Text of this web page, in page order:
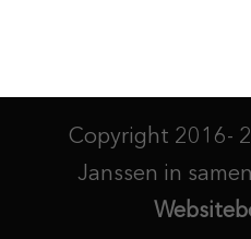
Copyright 2016-
Janssen in